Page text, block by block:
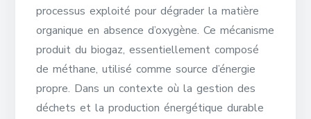
processus exploité pour dégrader la matière
organique en absence d’oxygène. Ce mécanisme
produit du biogaz, essentiellement composé
de méthane, utilisé comme source d’énergie
propre. Dans un contexte où la gestion des
déchets et la production énergétique durable